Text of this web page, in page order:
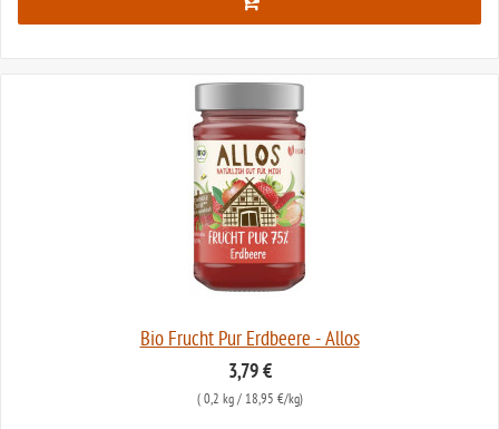
Bio Frucht Pur Erdbeere - Allos
3,79 €
( 0,2 kg/ 18,95 €/kg)